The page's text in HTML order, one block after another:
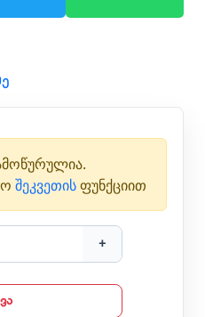
შეკვეთისფუნქციით
+